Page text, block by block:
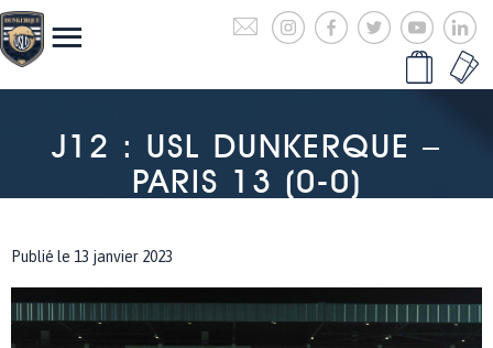
J12 : USL DUNKERQUE –
PARIS 13 (0-0)
Publié le 13 janvier 2023